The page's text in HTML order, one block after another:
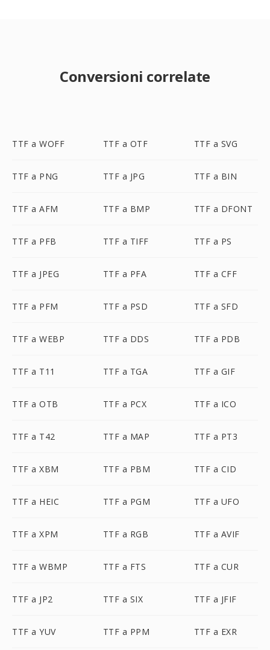
Conversioni correlate
TTF a WOFF TTF a OTF TTF a SVG
TTF a PNG TTF a JPG TTF a BIN
TTF a AFM TTF a BMP TTF a DFONT
TTF a PFB TTF a TIFF TTF a PS
TTF a JPEG TTF a PFA TTF a CFF
TTF a PFM TTF a PSD TTF a SFD
TTF a WEBP TTF a DDS TTF a PDB
TTF a T11 TTF a TGA TTF a GIF
TTF a OTB TTF a PCX TTF a ICO
TTF a T42 TTF a MAP TTF a PT3
TTF a XBM TTF a PBM TTF a CID
TTF a HEIC TTF a PGM TTF a UFO
TTF a XPM TTF a RGB TTF a AVIF
TTF a WBMP TTF a FTS TTF a CUR
TTF a JP2 TTF a SIX TTF a JFIF
TTF a YUV TTF a PPM TTF a EXR